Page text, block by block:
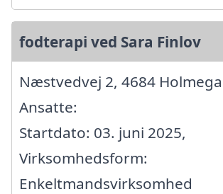
fodterapi ved Sara Finlov
Næstvedvej 2, 4684
Ansatte:
Startdato: 03. juni 2025,
Virksomhedsform:
Enkeltmandsvirksomhed